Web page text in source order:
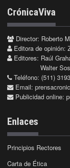
CrónicaViva
Director: Roberto
Editora de opinión:
Editores: Raúl
Walter
Teléfono: (511)
Email:
Publicidad online:
Enlaces
Principios Rectores
Carta de Ética